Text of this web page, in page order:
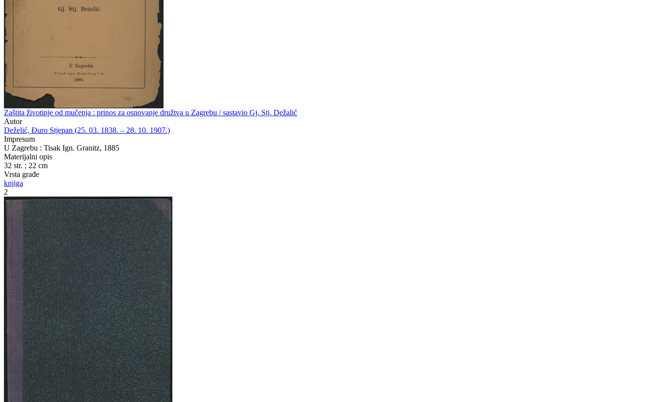
Zaštita životinje od mučenja : prinos za osnovanje družtva u Zagrebu / sastavio Gj. Stj. Dežalić
Autor
Deželić, Đuro Stjepan (25. 03. 1838. – 28. 10. 1907.)
Impresum
U Zagrebu : Tisak Ign. Granitz, 1885
Materijalni opis
32 str. ; 22 cm
Vrsta građe
knjiga
2